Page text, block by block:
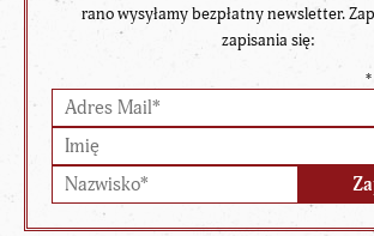
rano wysyłamy bezpłatny newsletter.
zapisania się:
*